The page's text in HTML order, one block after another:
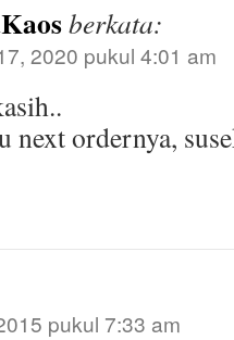
berkata:
2020 pukul 4:01 am
next ordernya,
pukul 7:33 am